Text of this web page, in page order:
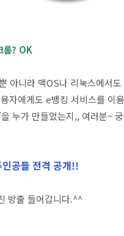
롬? OK
아니라 맥OS나 리눅스에서
자에게도 e뱅킹 서비스를 이
누가 만들었는지,, 여러분~
공들 전격 공개!!
방출 들어갑니다.^^